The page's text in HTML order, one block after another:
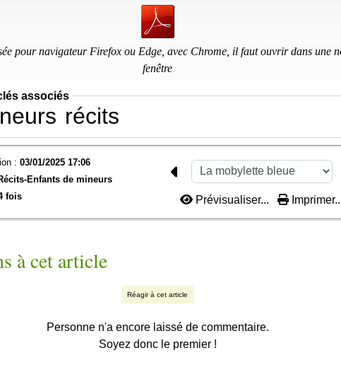
pour navigateur Firefox ou Edge, avec Chrome, il faut ouvrir dans une
fenêtre
associés
récits
: 03/01/2025 17:06
Enfants de mineurs
fois Prévisualiser...
à cet article
Réagir à cet article
Personne n'a encore laissé de commentaire.
Soyez donc le premier !